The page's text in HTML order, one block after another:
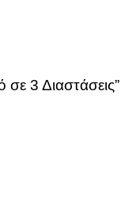
3 Διαστάσεις”